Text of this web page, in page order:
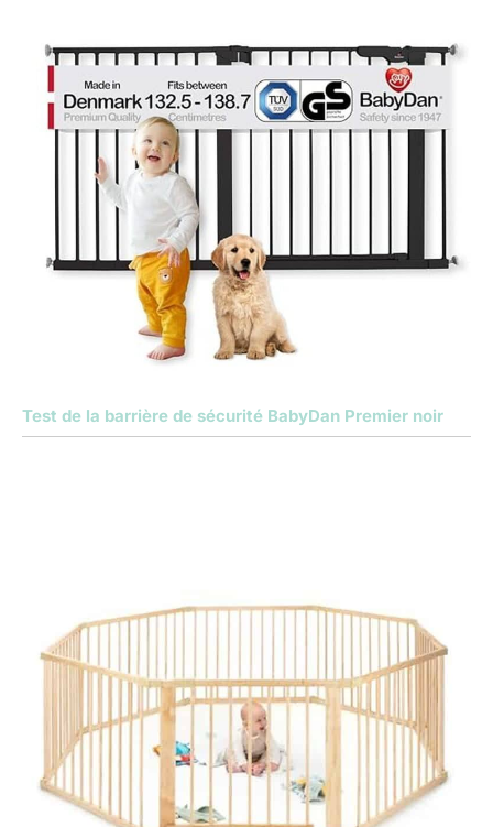
Test de la barrière de sécurité BabyDan Premier noir